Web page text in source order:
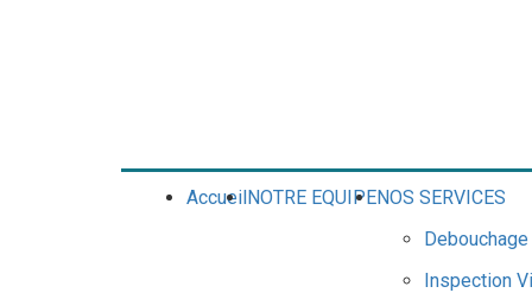
AccueilNOTRE EQUIPENOS SERVICES
Inspection